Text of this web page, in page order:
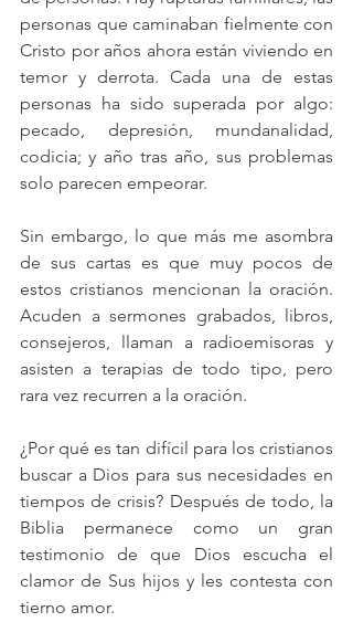
personas que caminaban fielmente con
Cristo por años ahora están viviendo en
temor y derrota. Cada una de estas
personas ha sido superada por algo:
pecado, depresión, mundanalidad,
codicia; y año tras año, sus problemas
solo parecen empeorar.
Sin embargo, lo que más me asombra
de sus cartas es que muy pocos de
estos cristianos mencionan la oración.
Acuden a sermones grabados, libros,
consejeros, llaman a radioemisoras y
asisten a terapias de todo tipo, pero
rara vez recurren a la oración.
¿Por qué es tan difícil para los cristianos
buscar a Dios para sus necesidades en
tiempos de crisis? Después de todo, la
Biblia permanece como un gran
testimonio de que Dios escucha el
clamor de Sus hijos y les contesta con
tierno amor.